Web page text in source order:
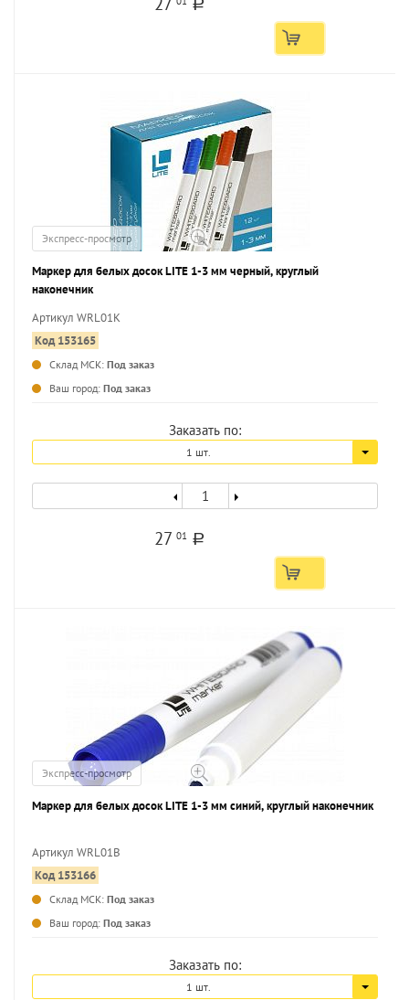
a
Экспресс-просмотр
Маркер для белых досок LITE 1-3 мм черный, круглый
наконечник
Артикул WRL01K
Код 153165
Склад МСК: Под заказ
Ваш город: Под заказ
Заказать по:
1 шт.
27 01 a
Экспресс-просмотр
Маркер для белых досок LITE 1-3 мм синий, круглый наконечник
Артикул WRL01B
Код 153166
Склад МСК: Под заказ
Ваш город: Под заказ
Заказать по:
1 шт.